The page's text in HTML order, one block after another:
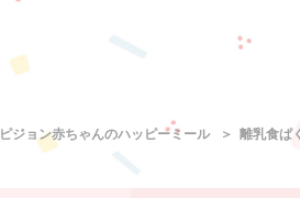
ピジョン赤ちゃんのハッピーミール 離乳食ぱ